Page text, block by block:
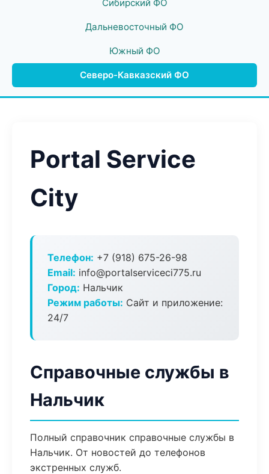
Сибирский ФО
Дальневосточный ФО
Южный ФО
Северо-Кавказский ФО
Portal Service
City
Телефон: +7 (918) 675-26-98
Email: info@portalserviceci775.ru
Город: Нальчик
Режим работы: Сайт и приложение:
24/7
Справочные службы в
Нальчик
Полный справочник справочные службы в
Нальчик. От новостей до телефонов
экстренных служб.